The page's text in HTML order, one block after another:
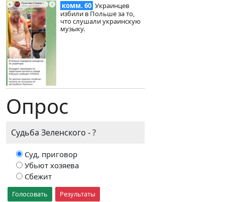
комм. 60 Украинцев
избили в Польше за то,
что слушали украинскую
музыку.
Опрос
Судьба Зеленского - ?
Суд, приговор
Убьют хозяева
Сбежит
Голосовать Результаты